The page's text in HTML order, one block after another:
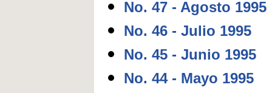
No. 47 - Agosto 1995
No. 46 - Julio 1995
No. 45 - Junio 1995
No. 44 - Mayo 1995